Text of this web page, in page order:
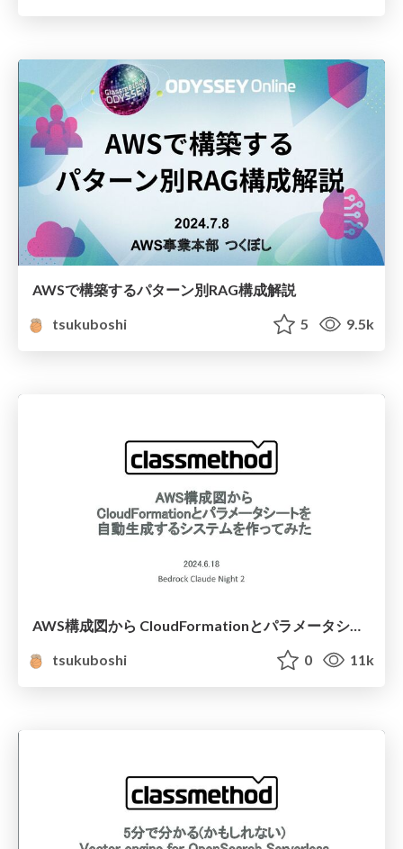
AWSで構築するパターン別RAG構成解説
tsukuboshi
5 9.5k
tsukuboshi
0 11k